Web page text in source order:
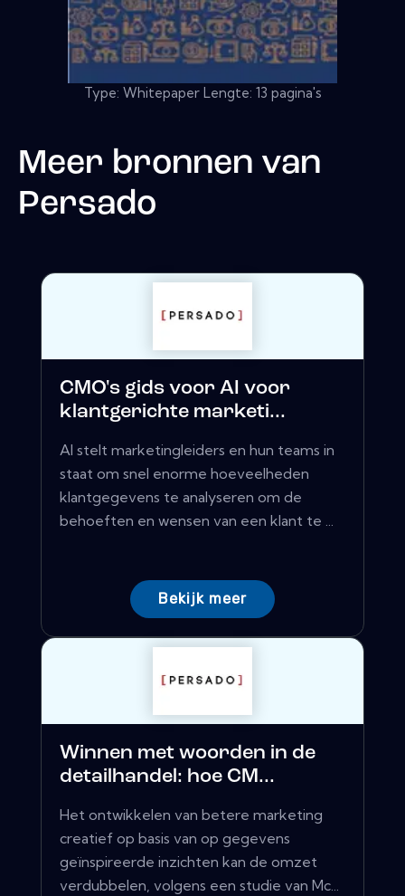
Type: Whitepaper Lengte: 13 pagina's
Meer bronnen van
Persado
CMO's gids voor AI voor
klantgerichte marketi...
AI stelt marketingleiders en hun teams in
staat om snel enorme hoeveelheden
klantgegevens te analyseren om de
behoeften en wensen van een klant te ...
Bekijk meer
Winnen met woorden in de
detailhandel: hoe CM...
Het ontwikkelen van betere marketing
creatief op basis van op gegevens
geïnspireerde inzichten kan de omzet
verdubbelen, volgens een studie van Mc...